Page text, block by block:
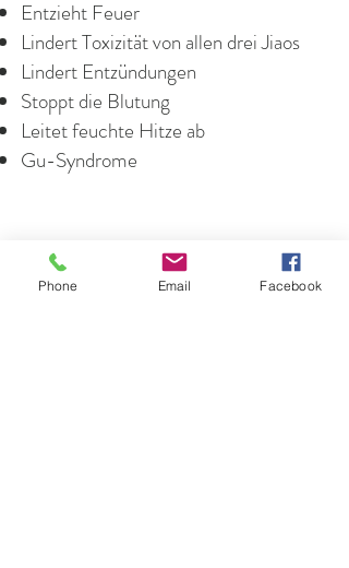
Entzieht Feuer
Lindert Toxizität von allen drei Jiaos
Lindert Entzündungen
Stoppt die Blutung
Leitet feuchte Hitze ab
Gu-Syndrome
Phone Email Facebook